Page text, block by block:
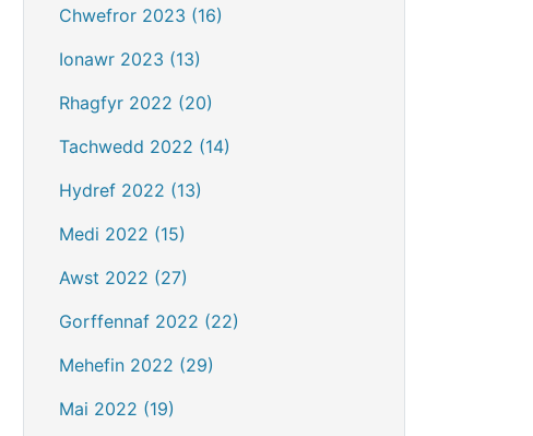
Chwefror 2023 (16)
Ionawr 2023 (13)
Rhagfyr 2022 (20)
Tachwedd 2022 (14)
Hydref 2022 (13)
Medi 2022 (15)
Awst 2022 (27)
Gorffennaf 2022 (22)
Mehefin 2022 (29)
Mai 2022 (19)